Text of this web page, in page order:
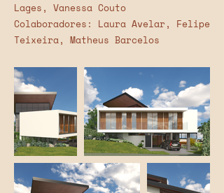
Lages, Vanessa Couto
Colaboradores: Laura Avelar, Felipe
Teixeira, Matheus Barcelos